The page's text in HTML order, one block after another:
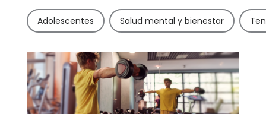
Funcionalidades
Precios
Adolescentes Salud mental y bienestar